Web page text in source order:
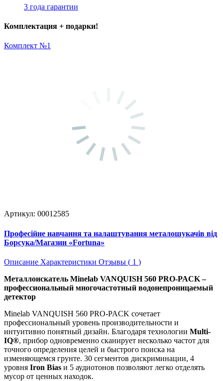
3 года гарантии
Комплектация + подарки!
Комплект №1
Артикул: 00012585
Професійне навчання та налаштування металошукачів від
Борсука/Магазин «Fortuna»
Описание Характеристики Отзывы ( 1 )
Металлоискатель Minelab VANQUISH 560 PRO-PACK –
профессиональный многочастотный водонепроницаемый
детектор
Minelab VANQUISH 560 PRO-PACK сочетает
профессиональный уровень производительности и
интуитивно понятный дизайн. Благодаря технологии Multi-
IQ®, прибор одновременно сканирует несколько частот для
точного определения целей и быстрого поиска на
изменяющемся грунте. 30 сегментов дискриминации, 4
уровня Iron Bias и 5 аудиотонов позволяют легко отделять
мусор от ценных находок.